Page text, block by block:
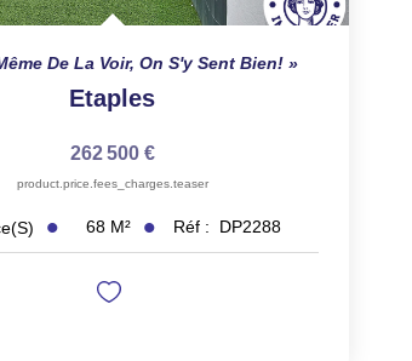
De La Voir, On S'y Sent Bien!
Etaples
262 500 €
product.price.fees_charges.teaser
68 M² Réf : DP2288